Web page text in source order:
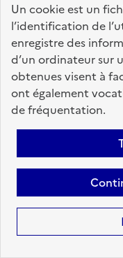
Un cookie est un
l’identification de
enregistre des
d’un ordinateur sur
obtenues visent à
ont également
de fréquentation.
169
170
Suivant